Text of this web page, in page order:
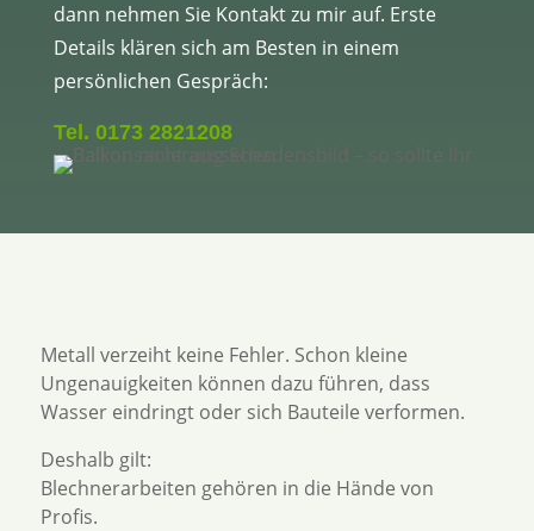
dann nehmen Sie Kontakt zu mir auf. Erste
Details klären sich am Besten in einem
persönlichen Gespräch:
Tel. 0173 2821208
Metall verzeiht keine Fehler. Schon kleine
Ungenauigkeiten können dazu führen, dass
Wasser eindringt oder sich Bauteile verformen.
Deshalb gilt:
Blechnerarbeiten gehören in die Hände von
Profis.